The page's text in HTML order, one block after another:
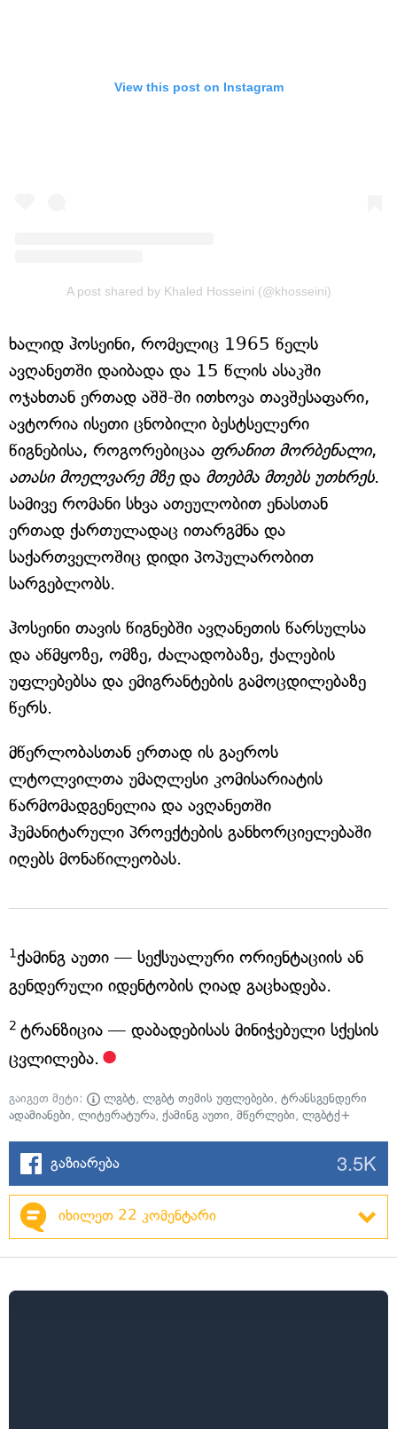
View this post on Instagram
A post shared by Khaled Hosseini (@khosseini)
ხალიდ ჰოსეინი, რომელიც 1965 წელს
ავღანეთში დაიბადა და 15 წლის ასაკში
ოჯახთან ერთად აშშ-ში ითხოვა თავშესაფარი,
ავტორია ისეთი ცნობილი ბესტსელერი
წიგნებისა, როგორებიცაა ფრანით მორბენალი,
ათასი მოელვარე მზედა მთებმა მთებს უთხრეს.
სამივე რომანი სხვა ათეულობით ენასთან
ერთად ქართულადაც ითარგმნა და
საქართველოშიც დიდი პოპულარობით
სარგებლობს.
ჰოსეინი თავის წიგნებში ავღანეთის წარსულსა
და აწმყოზე, ომზე, ძალადობაზე, ქალების
უფლებებსა და ემიგრანტების გამოცდილებაზე
წერს.
მწერლობასთან ერთად ის გაეროს
ლტოლვილთა უმაღლესი კომისარიატის
წარმომადგენელია და ავღანეთში
ჰუმანიტარული პროექტების განხორციელებაში
იღებს მონაწილეობას.
1ქამინგ აუთი — სექსუალური ორიენტაციის ან
გენდერული იდენტობის ღიად გაცხადება.
2 ტრანზიცია — დაბადებისას მინიჭებული სქესის
ცვლილება.
გაიგეთ მეტი: ლგბტ, ლგბტ თემის უფლებები, ტრანსგენდერი
ადამიანები, ლიტერატურა, ქამინგ აუთი, მწერლები, ლგბტქ+
გაზიარება 3.5K
იხილეთ 22 კომენტარი